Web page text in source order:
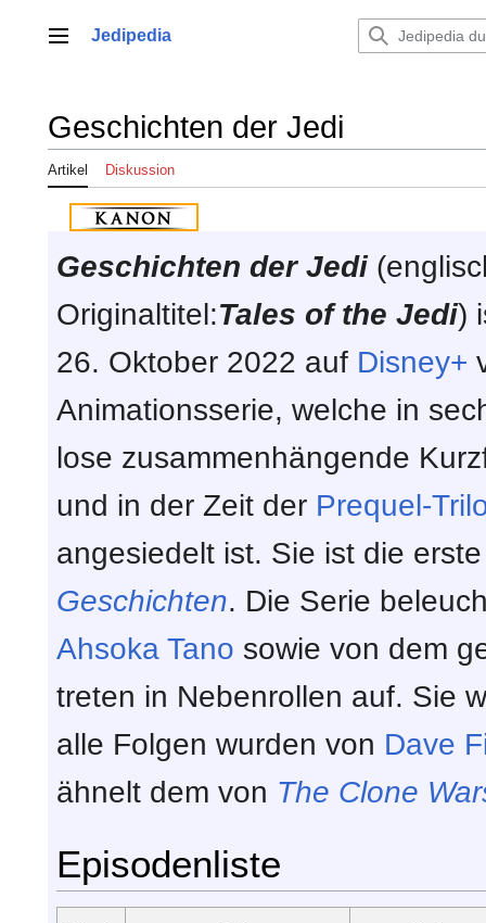
springenHauptmenü
Jedipedia
Geschichten der Jedi
Artikel Diskussion
Geschichten der Jedi
Originaltitel:Tales of the Jedi)
26. Oktober 2022 auf Disney+
Animationsserie, welche in
lose zusammenhängende
und in der Zeit der Prequel-
angesiedelt ist. Sie ist die
Geschichten. Die Serie
Ahsoka Tano sowie von dem
treten in Nebenrollen auf. Sie
alle Folgen wurden von Dave
ähnelt dem von The Clone
Episodenliste